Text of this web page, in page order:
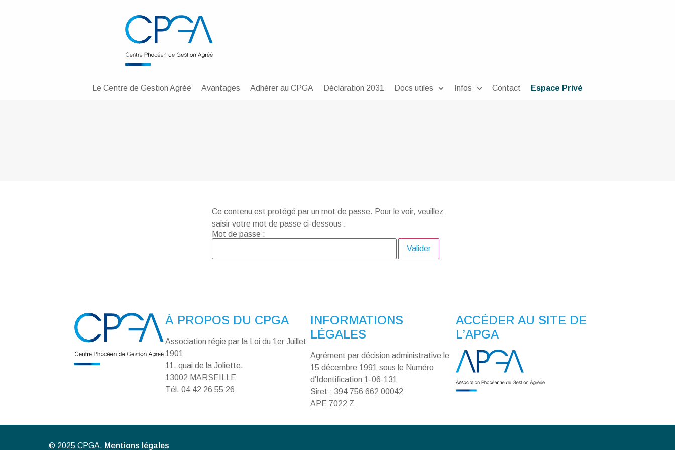
Le Centre de Gestion Agréé Avantages Adhérer au CPGA Déclaration 2031 Docs utiles Infos Contact Espace Privé
Ce contenu est protégé par un mot de passe. Pour le voir, veuillez
saisir votre mot de passe ci-dessous :
Mot de passe :
À PROPOS DU CPGA
Association régie par la Loi du 1er Juillet
1901
11, quai de la Joliette,
13002 MARSEILLE
Tél. 04 42 26 55 26
INFORMATIONS
LÉGALES
Agrément par décision administrative le
15 décembre 1991 sous le Numéro
d’Identification 1-06-131
Siret : 394 756 662 00042
APE 7022 Z
ACCÉDER AU SITE DE
L’APGA
© 2025 CPGA. Mentions légales